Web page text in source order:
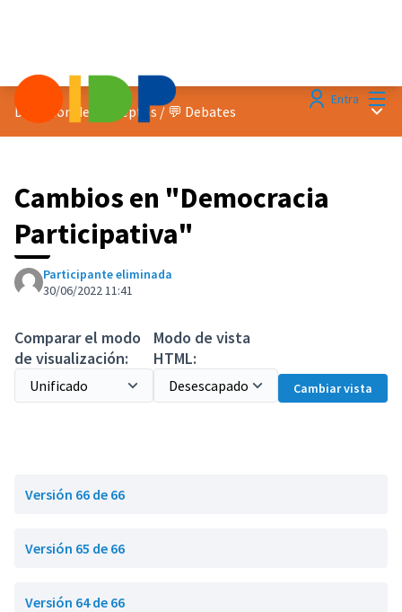
Entra
Discusion de conceptos/ 💬 Debates
Cambios en "Democracia
Participativa"
Participante eliminada
30/06/2022 11:41
Comparar el modo
de visualización:
Modo de vista
HTML:
Cambiar vista
Versión 66 de 66
Versión 65 de 66
Versión 64 de 66